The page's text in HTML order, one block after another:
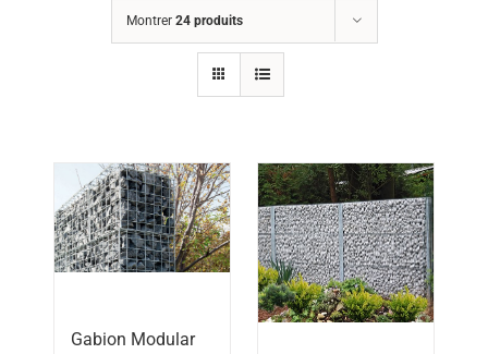
Montrer 24 produits
Gabion Modular